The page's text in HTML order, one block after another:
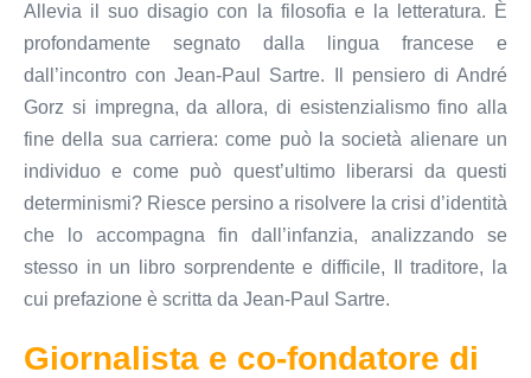
Allevia il suo disagio con la filosofia e la letteratura. È
profondamente segnato dalla lingua francese e
dall’incontro con Jean-Paul Sartre. Il pensiero di André
Gorz si impregna, da allora, di esistenzialismo fino alla
fine della sua carriera: come può la società alienare un
individuo e come può quest’ultimo liberarsi da questi
determinismi? Riesce persino a risolvere la crisi d’identità
che lo accompagna fin dall’infanzia, analizzando se
stesso in un libro sorprendente e difficile, Il traditore, la
cui prefazione è scritta da Jean-Paul Sartre.
Giornalista e co-fondatore di